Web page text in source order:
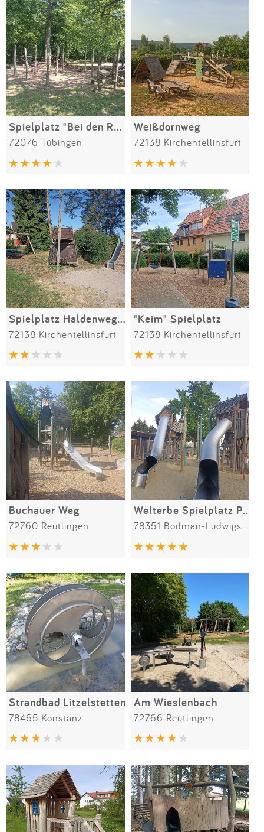
Spielplatz "Bei den Römergräbern"
72076 Tübingen
Weißdornweg
72138 Kirchentellinsfurt
Spielplatz Haldenweg "Am Hochaus"
72138 Kirchentellinsfurt
"Keim" Spielplatz
72138 Kirchentellinsfurt
Buchauer Weg
72760 Reutlingen
Welterbe Spielplatz Pfahlbauten
78351 Bodman-Ludwigshafen
Strandbad Litzelstetten
78465 Konstanz
Am Wieslenbach
72766 Reutlingen